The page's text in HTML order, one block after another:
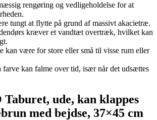
rengøring og vedligeholdelse for at
tungt at flytte på grund af massivt akacietræ.
kræver et vandtæt overtræk, hvilket kan
kan være for store eller små til visse rum eller
farve kan falme over tid, især når det udsættes
ude, kan klappes
med bejdse, 37×45 cm